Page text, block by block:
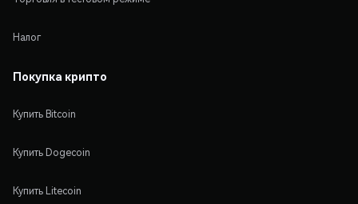
Налог
Покупка крипто
Купить Bitcoin
Купить Dogecoin
Купить Litecoin